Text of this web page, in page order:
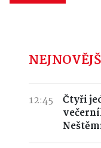
12:45
Čtyři